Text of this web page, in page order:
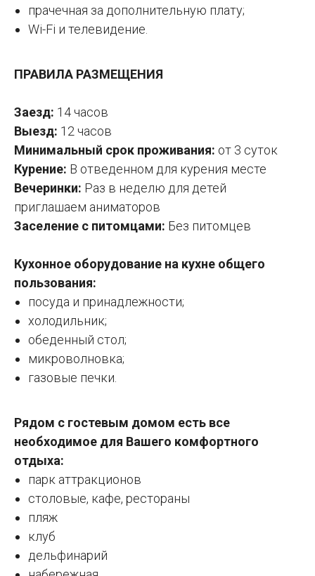
прачечная за дополнительную плату;
Wi-Fi и телевидение.
ПРАВИЛА РАЗМЕЩЕНИЯ
Заезд: 14 часов
Выезд: 12 часов
Минимальный срок проживания: от 3 суток
Курение: В отведенном для курения месте
Вечеринки: Раз в неделю для детей
приглашаем аниматоров
Заселение с питомцами: Без питомцев
Кухонное оборудование на кухне общего
пользования:
посуда и принадлежности;
холодильник;
обеденный стол;
микроволновка;
газовые печки.
Рядом с гостевым домом есть все
необходимое для Вашего комфортного
отдыха:
парк аттракционов
столовые, кафе, рестораны
пляж
клуб
дельфинарий